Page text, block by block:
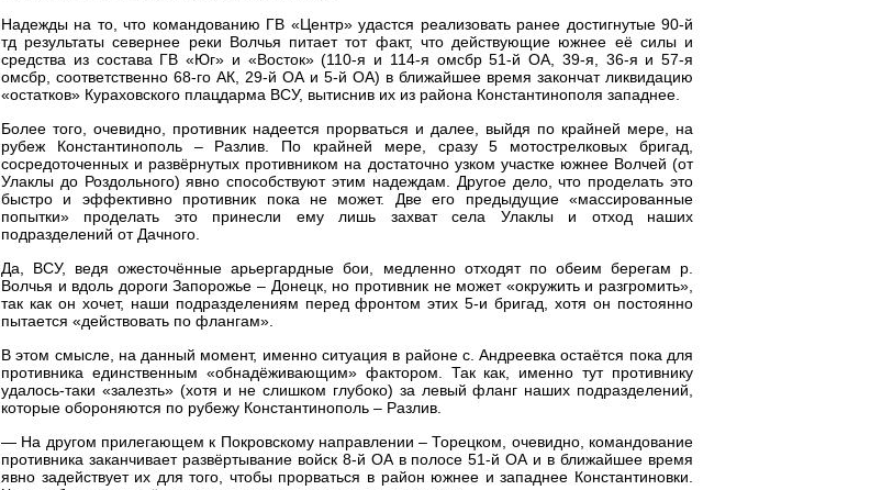
Надежды на то, что командованию ГВ «Центр» удастся реализовать ранее достигнутые 90-й
тд результаты севернее реки Волчья питает тот факт, что действующие южнее её силы и
средства из состава ГВ «Юг» и «Восток» (110-я и 114-я омсбр 51-й ОА, 39-я, 36-я и 57-я
омсбр, соответственно 68-го АК, 29-й ОА и 5-й ОА) в ближайшее время закончат ликвидацию
«остатков» Кураховского плацдарма ВСУ, вытиснив их из района Константинополя западнее.
Более того, очевидно, противник надеется прорваться и далее, выйдя по крайней мере, на
рубеж Константинополь – Разлив. По крайней мере, сразу 5 мотострелковых бригад,
сосредоточенных и развёрнутых противником на достаточно узком участке южнее Волчей (от
Улаклы до Роздольного) явно способствуют этим надеждам. Другое дело, что проделать это
быстро и эффективно противник пока не может. Две его предыдущие «массированные
попытки» проделать это принесли ему лишь захват села Улаклы и отход наших
подразделений от Дачного.
Да, ВСУ, ведя ожесточённые арьергардные бои, медленно отходят по обеим берегам р.
Волчья и вдоль дороги Запорожье – Донецк, но противник не может «окружить и разгромить»,
так как он хочет, наши подразделениям перед фронтом этих 5-и бригад, хотя он постоянно
пытается «действовать по флангам».
В этом смысле, на данный момент, именно ситуация в районе с. Андреевка остаётся пока для
противника единственным «обнадёживающим» фактором. Так как, именно тут противнику
удалось-таки «залезть» (хотя и не слишком глубоко) за левый фланг наших подразделений,
которые обороняются по рубежу Константинополь – Разлив.
— На другом прилегающем к Покровскому направлении – Торецком, очевидно, командование
противника заканчивает развёртывание войск 8-й ОА в полосе 51-й ОА и в ближайшее время
явно задействует их для того, чтобы прорваться в район южнее и западнее Константиновки.